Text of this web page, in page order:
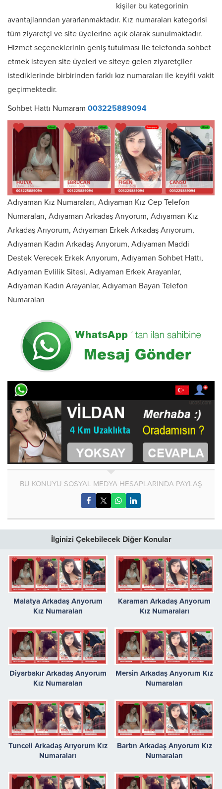
kişiler bu kategorinin
avantajlarından yararlanmaktadır. Kız numaraları kategorisi
tüm ziyaretçi ve site üyelerine açık olarak sunulmaktadır.
Hizmet seçeneklerinin geniş tutulması ile telefonda sohbet
etmek isteyen site üyeleri ve siteye gelen ziyaretçiler
istediklerinde birbirinden farklı kız numaraları ile keyifli vakit
geçirmektedir.
Sohbet Hattı Numaram 003225889094
Adıyaman Kız Numaraları, Adıyaman Kız Cep Telefon
Numaraları, Adıyaman Arkadaş Arıyorum, Adıyaman Kız
Arkadaş Arıyorum, Adıyaman Erkek Arkadaş Arıyorum,
Adıyaman Kadın Arkadaş Arıyorum, Adıyaman Maddi
Destek Verecek Erkek Arıyorum, Adıyaman Sohbet Hattı,
Adıyaman Evlilik Sitesi, Adıyaman Erkek Arayanlar,
Adıyaman Kadın Arayanlar, Adıyaman Bayan Telefon
Numaraları
BU KONUYU SOSYAL MEDYA HESAPLARINDA PAYLAŞ
İlginizi Çekebilecek Diğer Konular
Malatya Arkadaş Arıyorum
Kız Numaraları
Karaman Arkadaş Arıyorum
Kız Numaraları
Diyarbakır Arkadaş Arıyorum
Kız Numaraları
Mersin Arkadaş Arıyorum Kız
Numaraları
Tunceli Arkadaş Arıyorum Kız
Numaraları
Bartın Arkadaş Arıyorum Kız
Numaraları